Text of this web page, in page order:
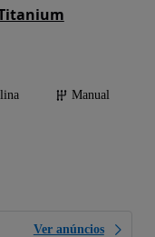
Manual
Ver anúncios